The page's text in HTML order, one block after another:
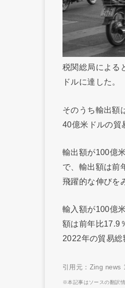
税関総局による
ドルに達した。
そのうち輸出額
40億米ドルの貿
輸出額が100億
で、輸出額は前
飛躍的な伸びを
輸入額が100億
額は前年比17.9
2022年の貿易総
引用元：Zing news
※本記事はソースの翻訳